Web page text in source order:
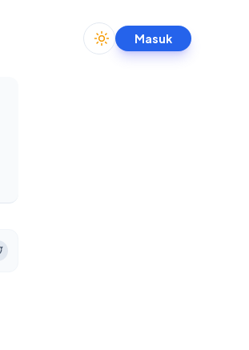
Toggle theme
Masuk